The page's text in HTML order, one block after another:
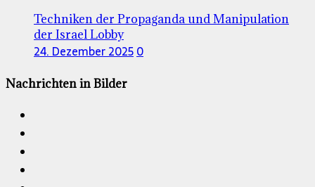
Techniken der Propaganda und Manipulation
der Israel Lobby
24. Dezember 20250
Nachrichten in Bilder